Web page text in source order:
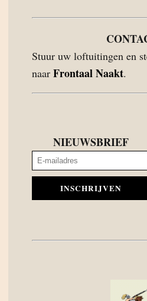
Stuur uw loftuitingen en
naar Frontaal Naakt.
NIEUWSBRIEF
INSCHRIJVEN